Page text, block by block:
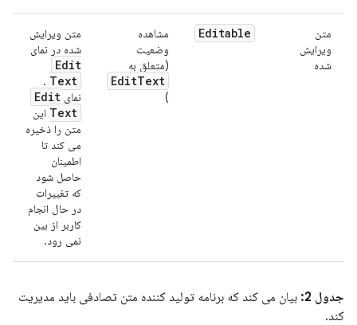
متن
ویرایش
شده
Editable
مشاهده
وضعیت
(متعلق به
EditText
)
متن ویرایش
شده در نمای
Edit
Text
.
نمای Edit
Text این
متن را ذخیره
می کند تا
اطمینان
حاصل شود
که تغییرات
در حال انجام
کاربر از بین
نمی رود.
جدول 2:
بیان می کند که برنامه تولید کننده متن تصادفی باید مدیریت
کند.